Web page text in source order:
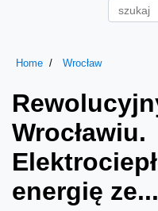
Home Wrocław
Wrocławiu.
energię